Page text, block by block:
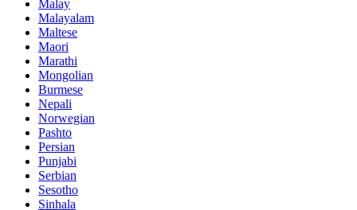
Malay
Malayalam
Maltese
Maori
Marathi
Mongolian
Burmese
Nepali
Norwegian
Pashto
Persian
Punjabi
Serbian
Sesotho
Sinhala